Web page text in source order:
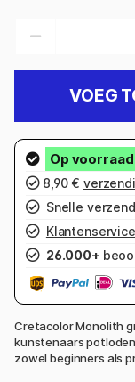
VOEG
8,90 €
Snelle
Klantenservice
26.000+
Cretacolor Monolith
kunstenaars
zowel beginners als